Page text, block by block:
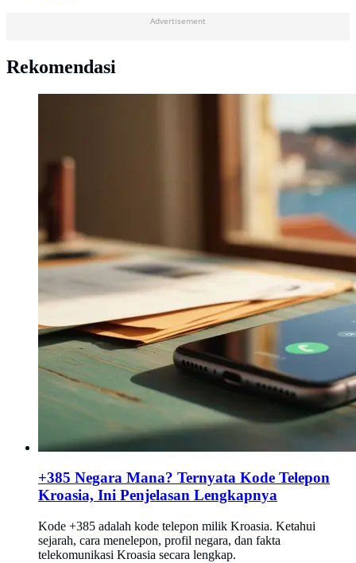
Advertisement
Rekomendasi
+385 Negara Mana? Ternyata Kode Telepon
Kroasia, Ini Penjelasan Lengkapnya
Kode +385 adalah kode telepon milik Kroasia. Ketahui
sejarah, cara menelepon, profil negara, dan fakta
telekomunikasi Kroasia secara lengkap.